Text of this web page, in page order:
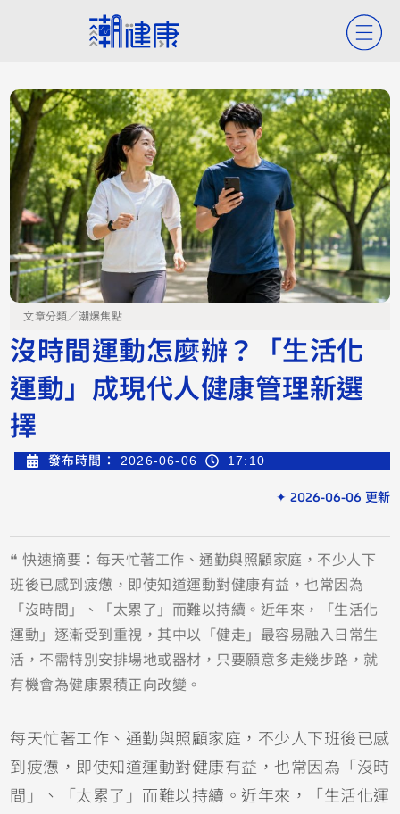
文章分類／潮爆焦點
沒時間運動怎麼辦？「生活化
運動」成現代人健康管理新選
擇
發布時間： 2026-06-06 17:10
✦ 2026-06-06 更新
❝ 快速摘要：每天忙著工作、通勤與照顧家庭，不少人下
班後已感到疲憊，即使知道運動對健康有益，也常因為
「沒時間」、「太累了」而難以持續。近年來，「生活化
運動」逐漸受到重視，其中以「健走」最容易融入日常生
活，不需特別安排場地或器材，只要願意多走幾步路，就
有機會為健康累積正向改變。
每天忙著工作、通勤與照顧家庭，不少人下班後已感
到疲憊，即使知道運動對健康有益，也常因為「沒時
間」、「太累了」而難以持續。近年來，「生活化運